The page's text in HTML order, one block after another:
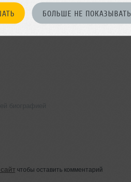
БОЛЬШЕ НЕ ПОКАЗЫВАТЬ
чтобы оставить комментарий